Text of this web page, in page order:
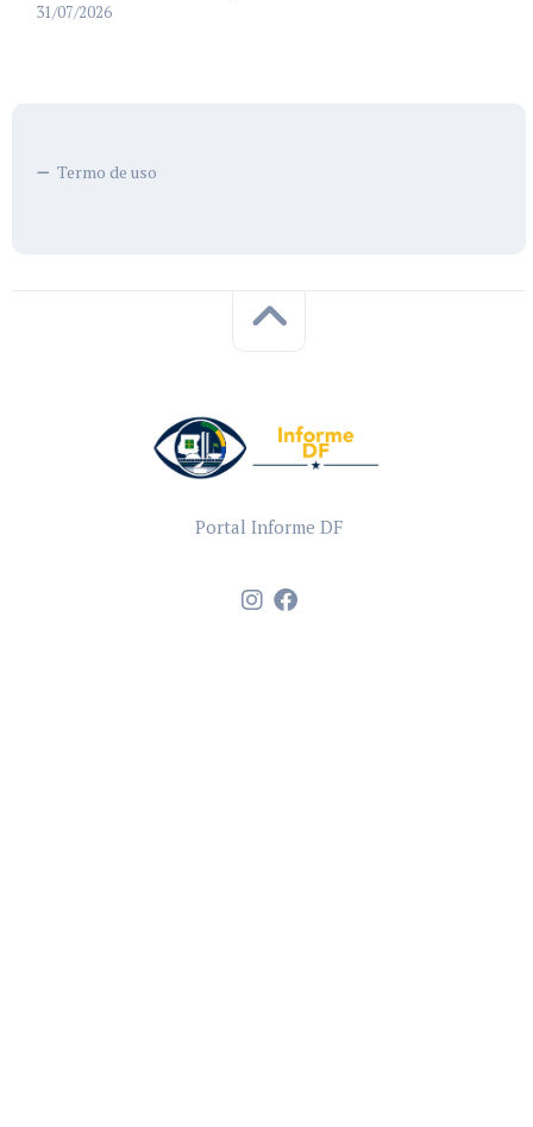
31/07/2026
Termo de uso
Portal Informe DF